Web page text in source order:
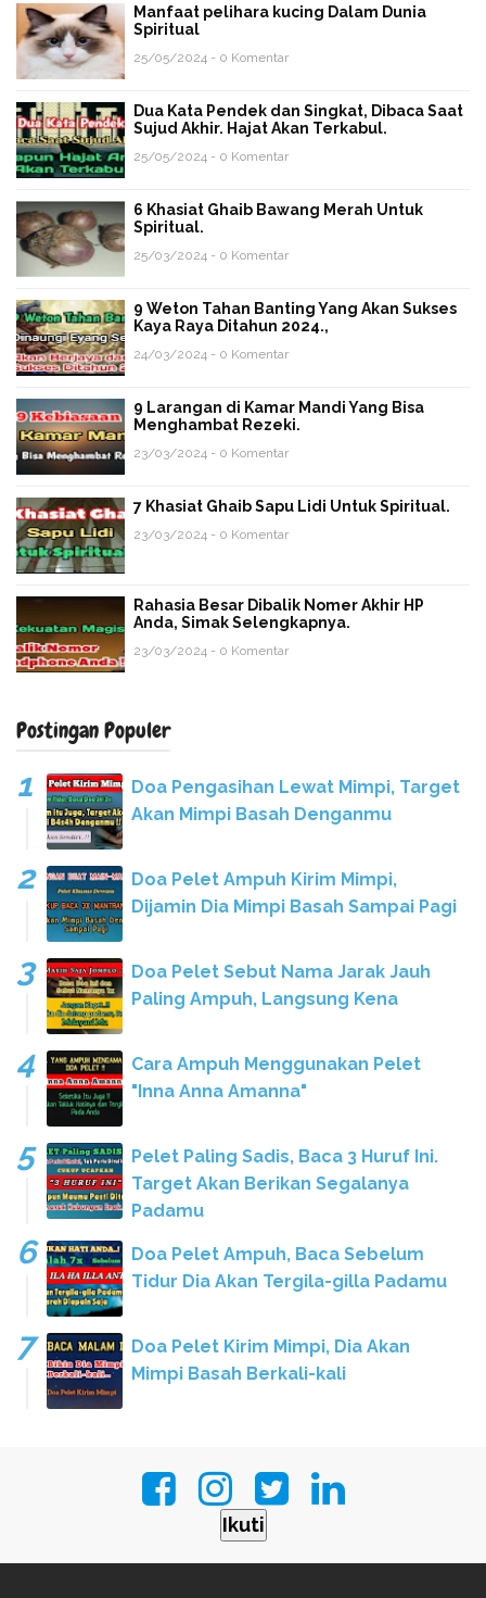
Manfaat pelihara kucing Dalam Dunia
Spiritual
25/05/2024 - 0 Komentar
Dua Kata Pendek dan Singkat, Dibaca Saat
Sujud Akhir. Hajat Akan Terkabul.
25/05/2024 - 0 Komentar
6 Khasiat Ghaib Bawang Merah Untuk
Spiritual.
25/03/2024 - 0 Komentar
9 Weton Tahan Banting Yang Akan Sukses
Kaya Raya Ditahun 2024.,
24/03/2024 - 0 Komentar
9 Larangan di Kamar Mandi Yang Bisa
Menghambat Rezeki.
23/03/2024 - 0 Komentar
7 Khasiat Ghaib Sapu Lidi Untuk Spiritual.
23/03/2024 - 0 Komentar
Rahasia Besar Dibalik Nomer Akhir HP
Anda, Simak Selengkapnya.
23/03/2024 - 0 Komentar
Postingan Populer
Doa Pengasihan Lewat Mimpi, Target
Akan Mimpi Basah Denganmu
Doa Pelet Ampuh Kirim Mimpi,
Dijamin Dia Mimpi Basah Sampai Pagi
Doa Pelet Sebut Nama Jarak Jauh
Paling Ampuh, Langsung Kena
Cara Ampuh Menggunakan Pelet
"Inna Anna Amanna"
Pelet Paling Sadis, Baca 3 Huruf Ini.
Target Akan Berikan Segalanya
Padamu
Doa Pelet Ampuh, Baca Sebelum
Tidur Dia Akan Tergila-gilla Padamu
Doa Pelet Kirim Mimpi, Dia Akan
Mimpi Basah Berkali-kali
Ikuti